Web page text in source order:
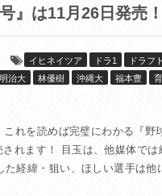
』は11月26日発売！
イヒネイツア ドラ1 ドラフト
明治大 林優樹 沖縄大 福本豊
れを読めば完璧にわかる『野
れます！ 目玉は、他媒体で
経緯・狙い、ほしい選手は